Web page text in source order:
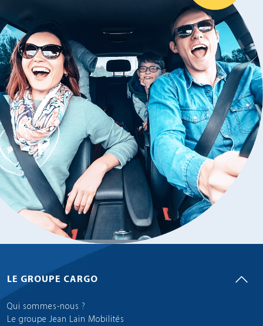
LE GROUPE CARGO
Qui sommes-nous ?
Le groupe Jean Lain Mobilités